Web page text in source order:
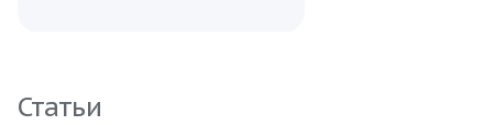
Статьи